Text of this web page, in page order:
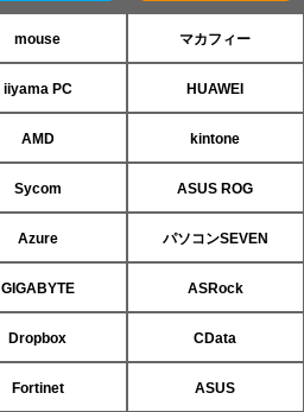
mouse マカフィー
iiyama PC HUAWEI
AMD kintone
Sycom ASUS ROG
Azure パソコンSEVEN
GIGABYTE ASRock
Dropbox CData
Fortinet ASUS